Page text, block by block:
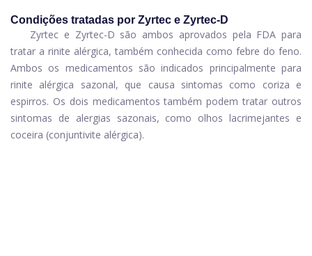
Condições tratadas por Zyrtec e Zyrtec-D
Zyrtec e Zyrtec-D são ambos aprovados pela FDA para
tratar a rinite alérgica, também conhecida como febre do feno.
Ambos os medicamentos são indicados principalmente para
rinite alérgica sazonal, que causa sintomas como coriza e
espirros. Os dois medicamentos também podem tratar outros
sintomas de alergias sazonais, como olhos lacrimejantes e
coceira (conjuntivite alérgica).